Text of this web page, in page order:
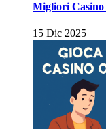
Migliori Casino
15 Dic 2025